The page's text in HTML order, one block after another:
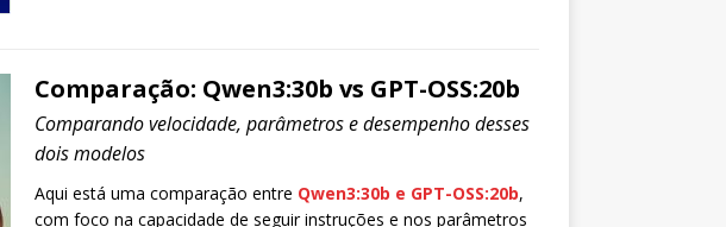
Comparação: Qwen3:30b vs GPT-OSS:20b
Comparando velocidade, parâmetros e desempenho desses
dois modelos
Aqui está uma comparação entre Qwen3:30b e GPT-OSS:20b,
com foco na capacidade de seguir instruções e nos parâmetros